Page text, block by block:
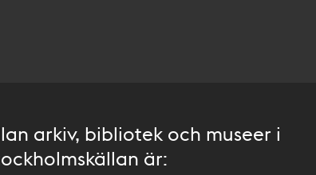
arkiv, bibliotek och museer i
är: